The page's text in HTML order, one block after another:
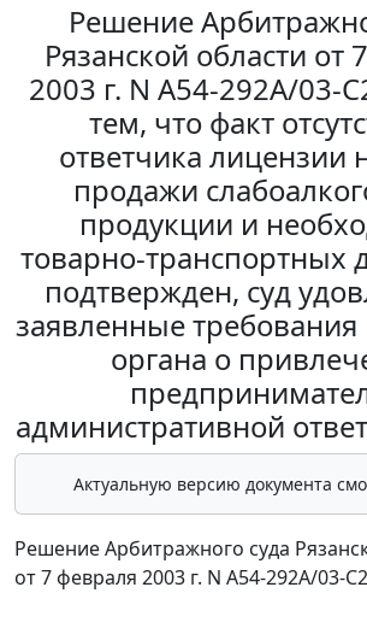
Решение
Рязанской области от
2003 г. N А54-292А/03-
тем, что факт
ответчика лицензии
продажи
продукции и
товарно-транспортных
подтвержден, суд
заявленные требования
органа о
административной
Актуальную версию документа
Решение Арбитражного суда
от 7 февраля 2003 г. N А54-292А/03-С2